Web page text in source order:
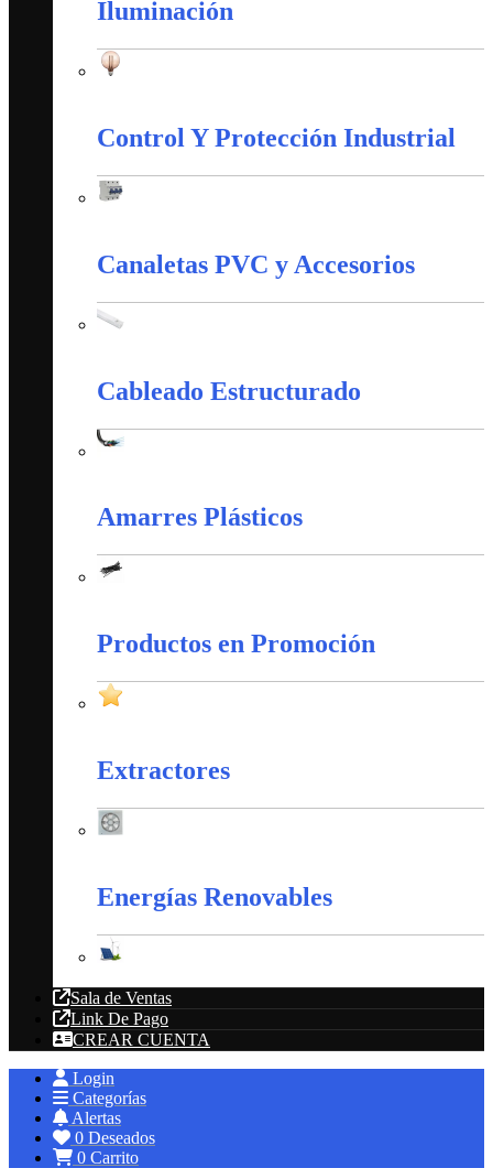
Iluminación
Control Y Protección Industrial
Canaletas PVC y Accesorios
Cableado Estructurado
Amarres Plásticos
Productos en Promoción
Extractores
Energías Renovables
Sala de Ventas
Link De Pago
CREAR CUENTA
Login
Categorías
Alertas
0 Deseados
0 Carrito